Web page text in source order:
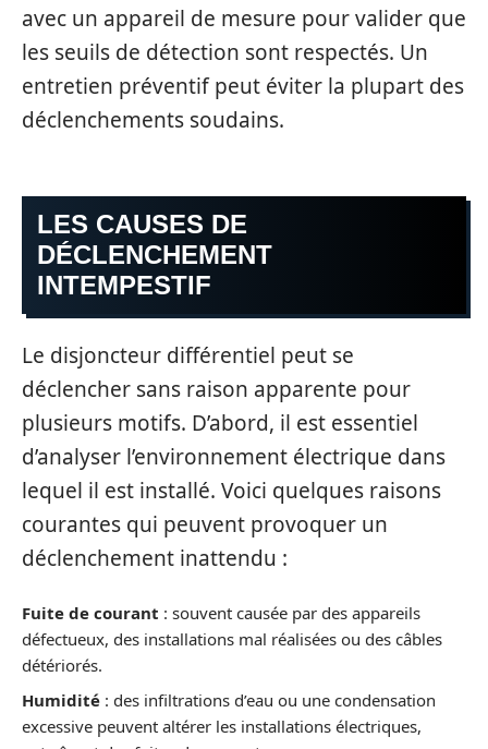
avec un appareil de mesure pour valider que
les seuils de détection sont respectés. Un
entretien préventif peut éviter la plupart des
déclenchements soudains.
LES CAUSES DE
DÉCLENCHEMENT
INTEMPESTIF
Le disjoncteur différentiel peut se
déclencher sans raison apparente pour
plusieurs motifs. D’abord, il est essentiel
d’analyser l’environnement électrique dans
lequel il est installé. Voici quelques raisons
courantes qui peuvent provoquer un
déclenchement inattendu :
Fuite de courant : souvent causée par des appareils
défectueux, des installations mal réalisées ou des câbles
détériorés.
Humidité : des infiltrations d’eau ou une condensation
excessive peuvent altérer les installations électriques,